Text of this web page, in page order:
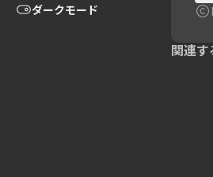
ダークモード
関連